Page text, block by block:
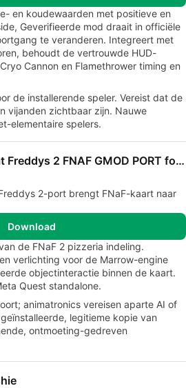
en koudewaarden met positieve en
Geverifieerde mod draait in officiële
te veranderen. Integreert met
behoudt de vertrouwde HUD-
Cannon en Flamethrower timing en
de installerende speler. Vereist dat de
vijanden zichtbaar zijn. Nauwe
elementaire spelers.
Five Nights at Freddys 2 FNAF GMOD PORT for Bonelab
2-port brengt FNaF-kaart naar
Download
de FNaF 2 pizzeria indeling.
verlichting voor de Marrow-engine
objectinteractie binnen de kaart.
Quest standalone.
animatronics vereisen aparte AI of
legitieme kopie van
ontmoeting-gedreven